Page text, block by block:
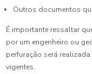
Outros documentos
É importante ressaltar
por um engenheiro ou
perfuração será
vigentes.